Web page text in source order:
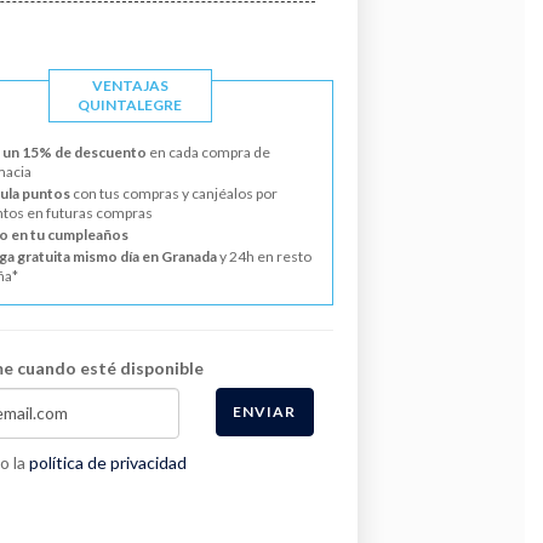
VENTAJAS
QUINTALEGRE
15% de descuento en cada compra de
puntoscon tus compras y canjéalos por
en futuras compras
en tu cumpleaños
gratuita mismo día en Granaday 24h en resto
cuando esté disponible
ENVIAR
la política de privacidad